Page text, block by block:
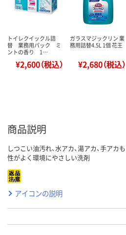
トイレクイックル詰
替 業務用パック ミ
ントの香り 1…
¥2,600（税込）
ガラスマジックリン 業
務用詰替4.5L 1個 花王
¥2,680（税込）
商品説明
しつこい油汚れ、水アカ、湯アカ、手ア
性がよく環境にやさしい洗剤
アイコンの説明